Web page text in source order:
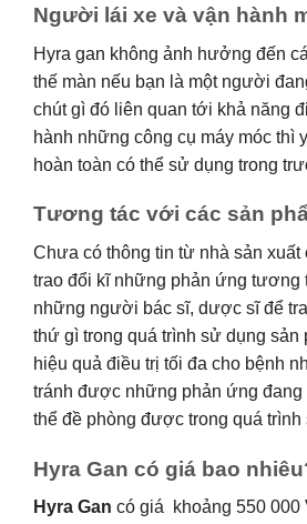
Người lái xe và vận hành
Hyra gan không ảnh hưởng đến
thế màn nếu bạn là một người
chút gì đó liên quan tới khả năng
hành những công cụ máy móc thì
hoàn toàn có thể sử dụng trong
Tương tác với các sản
Chưa có thông tin từ nhà sản xuất
trao đổi kĩ những phản ứng tương
những người bác sĩ, dược sĩ để
thứ gì trong quá trình sử dụng sản
hiệu quả điều trị tối đa cho bệnh
tránh được những phản ứng đang
thể đề phòng được trong quá trình
Hyra Gan có giá bao
Hyra Gan có giá khoảng 550 000